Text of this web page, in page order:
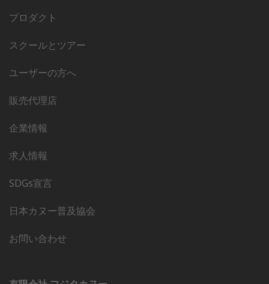
プロダクト
スクールとツアー
ユーザーの方へ
販売代理店
企業情報
求人情報
SDGs宣言
日本カヌー普及協会
お問い合わせ